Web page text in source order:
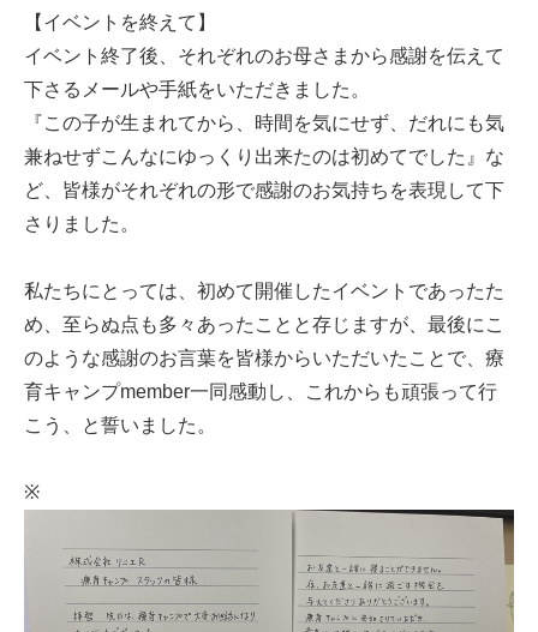
【イベントを終えて】
イベント終了後、それぞれのお母さまから感謝を伝えて
下さるメールや手紙をいただきました。
『この子が生まれてから、時間を気にせず、だれにも気
兼ねせずこんなにゆっくり出来たのは初めてでした』な
ど、皆様がそれぞれの形で感謝のお気持ちを表現して下
さりました。
私たちにとっては、初めて開催したイベントであったた
め、至らぬ点も多々あったことと存じますが、最後にこ
のような感謝のお言葉を皆様からいただいたことで、療
育キャンプmember一同感動し、これからも頑張って行
こう、と誓いました。
※